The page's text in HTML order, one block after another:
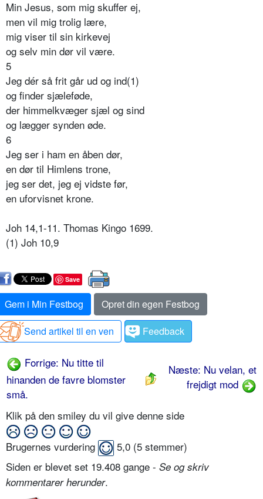
Min Jesus, som mig skuffer ej,
men vil mig trolig lære,
mig viser til sin kirkevej
og selv min dør vil være.
5
Jeg dér så frit går ud og ind(1)
og finder sjæleføde,
der himmelkvæger sjæl og sind
og lægger synden øde.
6
Jeg ser i ham en åben dør,
en dør til Himlens trone,
jeg ser det, jeg ej vidste før,
en uforvisnet krone.
Joh 14,1-11. Thomas Kingo 1699.
(1) Joh 10,9
Save
Gem i Min Festbog
Opret din egen Festbog
Send artikel til en ven
Feedback
Forrige: Nu titte til
hinanden de favre blomster
små.
Næste: Nu velan, et
frejdigt mod
Klik på den smiley du vil give denne side
Brugernes vurdering 5,0 (5 stemmer)
Siden er blevet set 19.408 gange - Se og skriv
kommentarer herunder.